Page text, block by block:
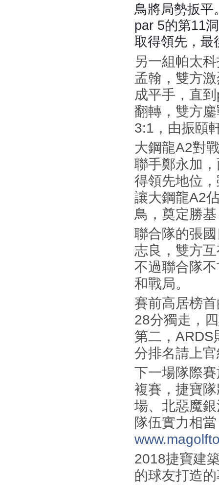
鳥將局勢扳平
par 5的第11
取得領先，最
另一組帕太
孟翰，雙方
成平手，直
翻轉，雙方
3:1，由振頤
大鋼龍A2對
聯手鄭永加
得領先地位
讓大鋼龍A2
鳥，奠定勝
聯合隊的張
志良，雙方
不過聯合隊
和戰局。
賽前高居榜
28分獨走，
第二，ARDS
分排名請上
下一場隊際
複賽，捷寶
場、北惡魔
隊伍實力相
2018捷寶建
的球友打造